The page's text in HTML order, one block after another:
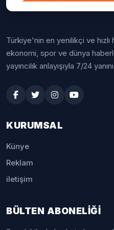
Türkiye'nin en yenilikçi ve
ekonomi, spor ve dünya
yayıncılık anlayışıyla 7/24
KURUMSAL
Künye
Reklam
iletişim
BÜLTEN ABONELİĞİ